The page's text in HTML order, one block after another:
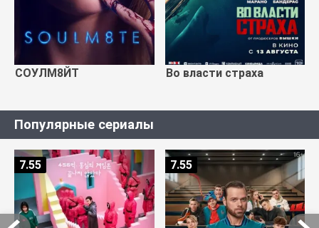
СОУЛМ8ЙТ Во власти страха
Популярные сериалы
7.55 7.55